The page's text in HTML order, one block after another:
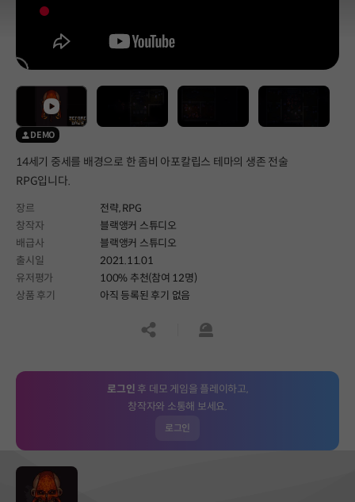
DEMO
14세기 중세를 배경으로 한 좀비 아포칼립스 테마의 생존 전술
RPG입니다.
장르 전략,RPG
창작자
블랙앵커 스튜디오
배급사
블랙앵커 스튜디오
출시일
2021.11.01
유저평가
100% 추천(참여 12명)
상품 후기
아직 등록된 후기 없음
공유하기신고하기
로그인 후 데모 게임을 플레이하고,
창작자와 소통해 보세요.
로그인